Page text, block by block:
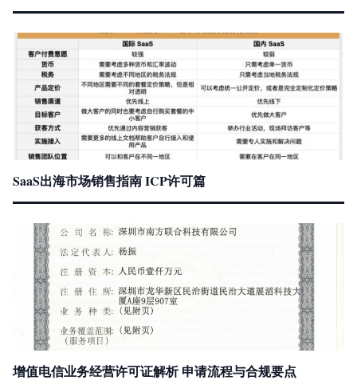
SaaS出海市场销售指南 ICP许可篇
增值电信业务经营许可证解析 申请流程与合规要点